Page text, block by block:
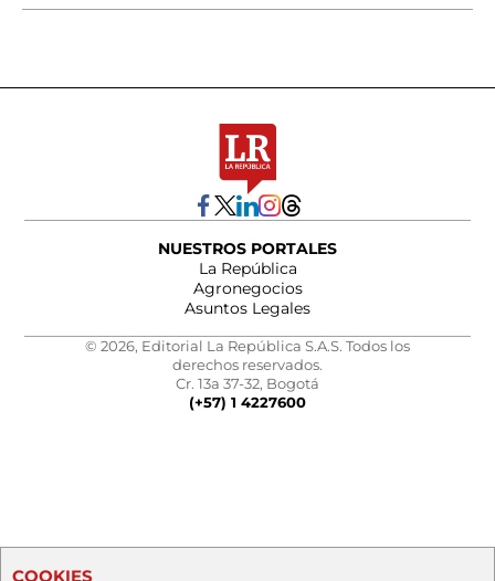
NUESTROS PORTALES
La República
Agronegocios
Asuntos Legales
© 2026, Editorial La República S.A.S. Todos los
derechos reservados.
Cr. 13a 37-32, Bogotá
(+57) 1 4227600
COOKIES